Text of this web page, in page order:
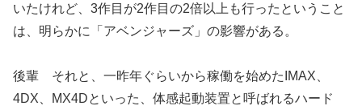
いたけれど、3作目が2作目の2倍以上も行ったということ
は、明らかに「アベンジャーズ」の影響がある。
後輩 それと、一昨年ぐらいから稼働を始めたIMAX、
4DX、MX4Dといった、体感起動装置と呼ばれるハード